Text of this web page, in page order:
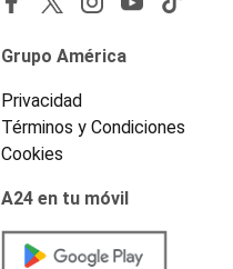
Grupo América
Privacidad
Términos y Condiciones
Cookies
A24 en tu móvil